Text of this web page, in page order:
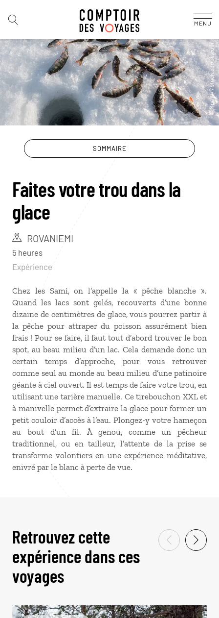
MENU
SOMMAIRE
Faites votre trou dans la
glace
ROVANIEMI
5 heures
Expérience
Chez les Sami, on l’appelle la « pêche blanche ».
Quand les lacs sont gelés, recouverts d’une bonne
dizaine de centimètres de glace, vous pourrez partir à
la pêche pour attraper du poisson assurément bien
frais ! Pour se faire, il faut tout d’abord trouver le bon
spot, au beau milieu d’un lac. Cela demande donc un
certain temps d’approche, pour vous retrouver
comme seul au monde au beau milieu d’une patinoire
géante à ciel ouvert. Il est temps de faire votre trou, en
utilisant une tarière manuelle. Ce tirebouchon XXL et
à manivelle permet d’extraire la glace pour former un
petit couloir d’accès à l’eau. Plongez-y votre hameçon
au bout d’un fil. À genou, comme un pêcheur
traditionnel, ou en tailleur, l’attente de la prise se
transforme volontiers en une expérience méditative,
enivré par le blanc à perte de vue.
Retrouvez cette
expérience dans ces
voyages